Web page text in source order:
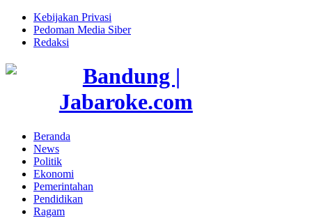
Kebijakan Privasi
Pedoman Media Siber
Redaksi
Beranda
News
Politik
Ekonomi
Pemerintahan
Pendidikan
Ragam